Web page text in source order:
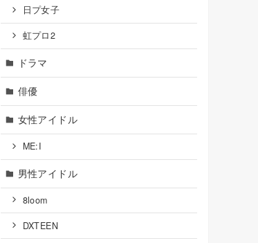
日プ女子
虹プロ2
ドラマ
俳優
女性アイドル
ME:I
男性アイドル
8loom
DXTEEN